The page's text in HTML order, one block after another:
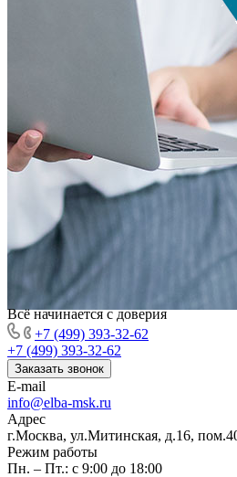
Всё начинается с доверия
+7 (499) 393-32-62
+7 (499) 393-32-62
Заказать звонок
E-mail
info@elba-msk.ru
Адрес
г.Москва, ул.Митинская, д.16,
Режим работы
Пн. – Пт.: с 9:00 до 18:00